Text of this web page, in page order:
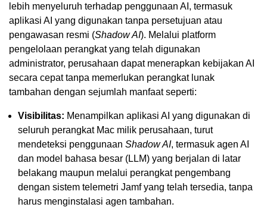
lebih menyeluruh terhadap penggunaan AI, termasuk
aplikasi AI yang digunakan tanpa persetujuan atau
pengawasan resmi (Shadow AI). Melalui platform
pengelolaan perangkat yang telah digunakan
administrator, perusahaan dapat menerapkan kebijakan AI
secara cepat tanpa memerlukan perangkat lunak
tambahan dengan sejumlah manfaat seperti:
Visibilitas: Menampilkan aplikasi AI yang digunakan di
seluruh perangkat Mac milik perusahaan, turut
mendeteksi penggunaan Shadow AI, termasuk agen AI
dan model bahasa besar (LLM) yang berjalan di latar
belakang maupun melalui perangkat pengembang
dengan sistem telemetri Jamf yang telah tersedia, tanpa
harus menginstalasi agen tambahan.